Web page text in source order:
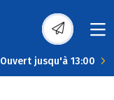
Ouvert jusqu'à 13:00